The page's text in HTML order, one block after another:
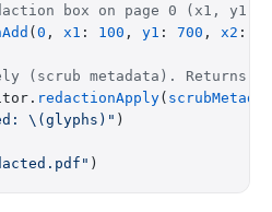
box on page 0 (x1,
( 0 , x1 : 100 , y1 : 700 , x2 :
(scrub metadata). Returns
redactionApply(
\(glyphs) " )
)